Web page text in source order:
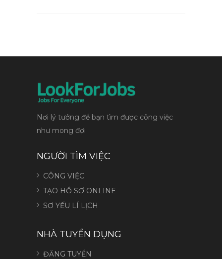
Nơi lý tưởng để bạn tìm được công việc
như mong đợi
NGƯỜI TÌM VIỆC
CÔNG VIỆC
TẠO HỒ SƠ ONLINE
SƠ YẾU LÍ LỊCH
NHÀ TUYỂN DỤNG
ĐĂNG TUYỂN